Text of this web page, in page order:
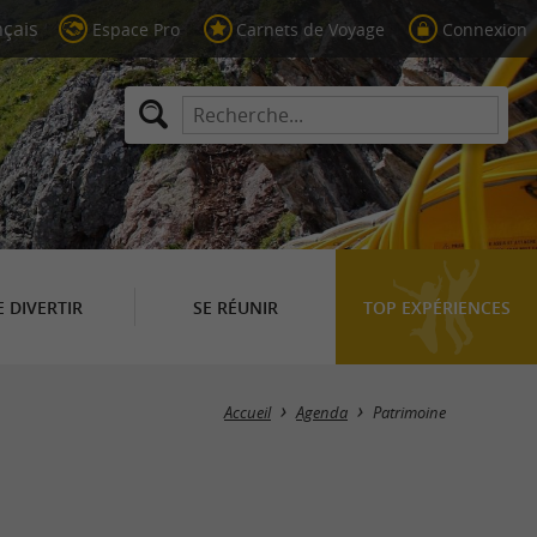
Espace Pro Carnets de Voyage Connexion
DIVERTIR SE RÉUNIR TOP EXPÉRIENCES
Masquer la carte
Accueil Agenda Patrimoine